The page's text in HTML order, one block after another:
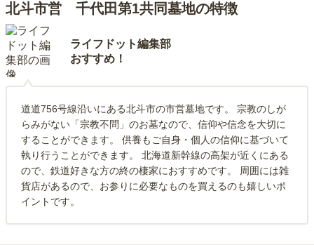
北斗市営 千代田第1共同墓地の特徴
ライフドット編集部
おすすめ！
道道756号線沿いにある北斗市の市営墓地です。 宗教のしが
らみがない「宗教不問」のお墓なので、信仰や信念を大切に
することができます。 供養もご自身・個人の信仰に基づいて
執り行うことができます。 北海道新幹線の高架が近くにある
ので、鉄道好きな方の終の棲家におすすめです。 周囲には雑
貨店があるので、お参りに必要なものを買えるのも嬉しいポ
イントです。